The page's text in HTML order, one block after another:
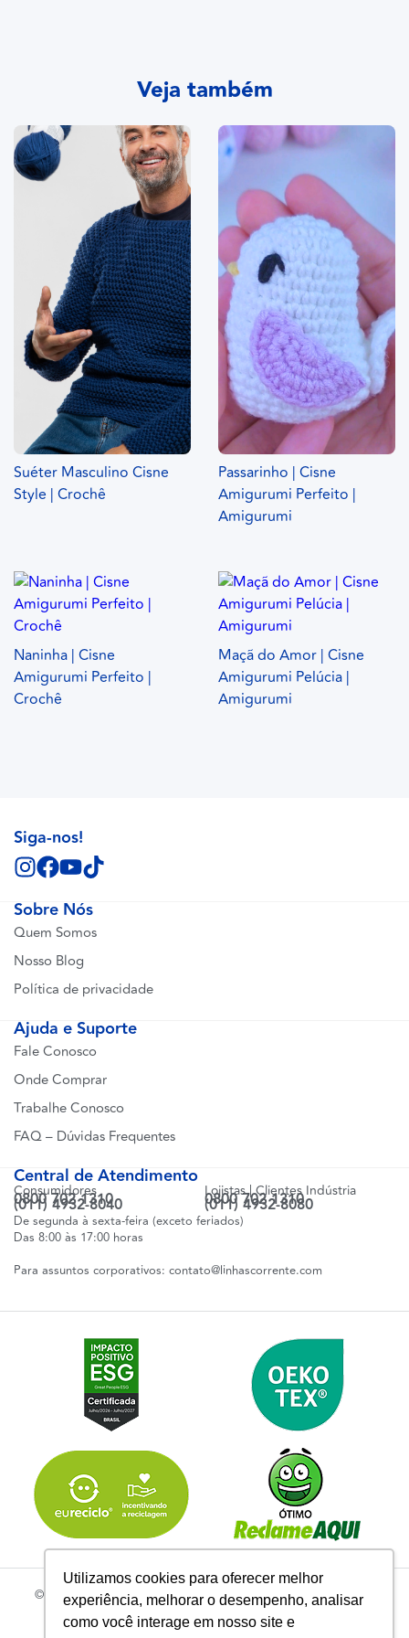
Utilizamos cookies para oferecer melhor
experiência, melhorar o desempenho, analisar
como você interage em nosso site e
Veja também
Suéter Masculino Cisne
Style | Crochê
Passarinho | Cisne
Amigurumi Perfeito |
Amigurumi
Naninha | Cisne
Amigurumi Perfeito |
Crochê
Maçã do Amor | Cisne
Amigurumi Pelúcia |
Amigurumi
Sobre Nós
Quem Somos
Nosso Blog
Política de privacidade
Ajuda e Suporte
Fale Conosco
Onde Comprar
Trabalhe Conosco
FAQ – Dúvidas Frequentes
Central de Atendimento
Consumidores
0800 702 1310
(011) 4932-8040
Lojistas | Clientes Indústria
0800 702 1310
(011) 4932-8080
De segunda à sexta-feira (exceto feriados)
Das 8:00 às 17:00 horas
Para assuntos corporativos: contato@linhascorrente.com
Siga-nos!
© 2026 | Todos os Direitos Reservados Linhas Corrente - CNPJ
R. do Manifesto, 705 - Ipiranga, São Paulo - SP, 04209-000